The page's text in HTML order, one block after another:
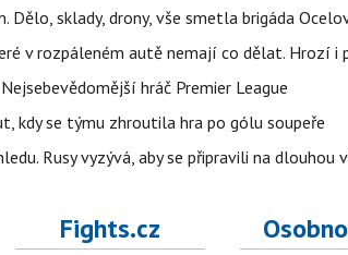
sklady, drony, vše smetla brigáda
v rozpáleném autě nemají co dělat. Hrozí i
hráč Premier League
kdy se týmu zhroutila hra po gólu soupeře
Rusy vyzývá, aby se připravili na dlouhou
Fights.cz